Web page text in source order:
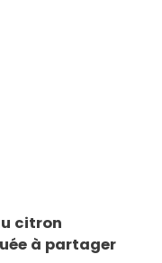
citron
à partager